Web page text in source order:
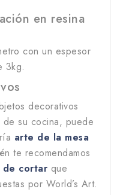
en resina
con un espesor
3kg.
decorativos
su cocina, puede
arte de la mesa
te recomendamos
de cortar que
por World’s Art.